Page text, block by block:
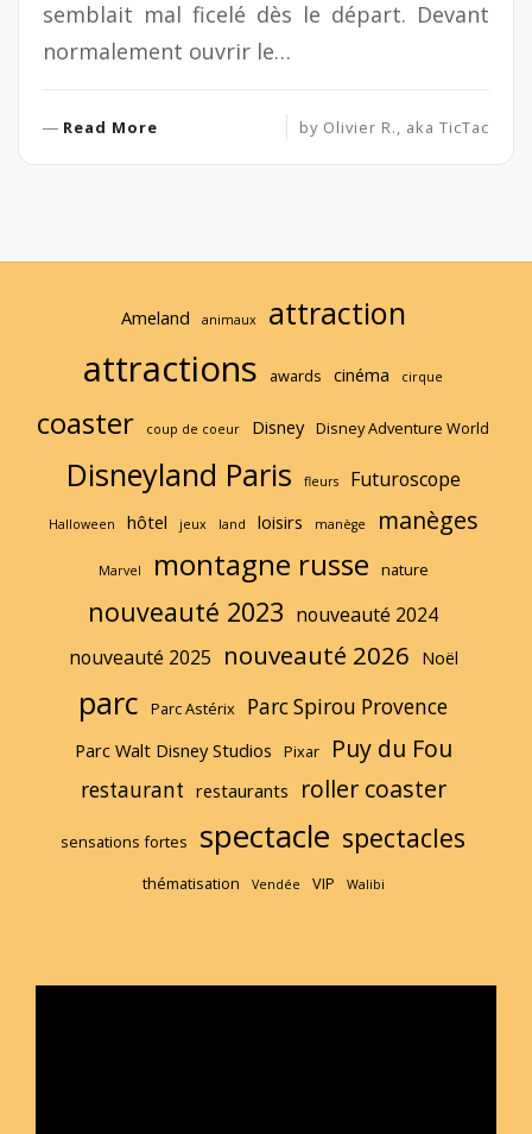
semblait mal ficelé dès le départ. Devant
normalement ouvrir le…
Read More
o
e
by Olivier R., aka TicTac
Ameland animaux attraction
attractions awards cinéma cirque
coaster coup de coeur Disney Disney Adventure World
Disneyland Paris fleurs Futuroscope
Halloween hôtel jeux land loisirs manège manèges
Marvel montagne russe nature
nouveauté 2023 nouveauté 2024
nouveauté 2025 nouveauté 2026 Noël
parc Parc Astérix Parc Spirou Provence
Parc Walt Disney Studios Pixar Puy du Fou
restaurant restaurants roller coaster
sensations fortes spectacle spectacles
thématisation Vendée VIP Walibi